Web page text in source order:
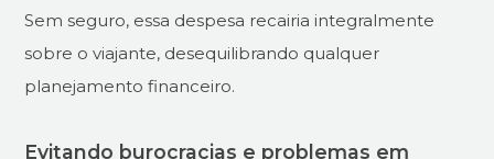
Sem seguro, essa despesa recairia integralmente
sobre o viajante, desequilibrando qualquer
planejamento financeiro.
Evitando burocracias e problemas em